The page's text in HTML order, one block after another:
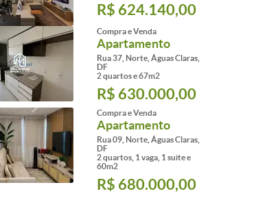
R$ 624.140,00
Compra e Venda
Apartamento
Rua 37, Norte, Águas Claras,
DF
2 quartos e 67m2
R$ 630.000,00
Compra e Venda
Apartamento
Rua 09, Norte, Águas Claras,
DF
2 quartos, 1 vaga, 1 suite e
60m2
R$ 680.000,00